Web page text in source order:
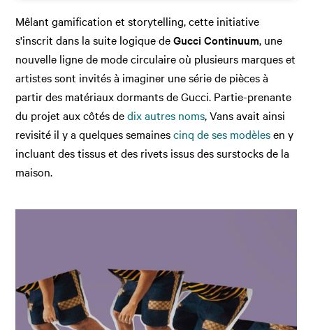
Mêlant gamification et storytelling, cette initiative
s'inscrit dans la suite logique deGucci Continuum, une
nouvelle ligne de mode circulaire où plusieurs marques et
artistes sont invités à imaginer une série de pièces à
partir des matériaux dormants de Gucci. Partie-prenante
du projet aux côtés dedix autres noms, Vans avait ainsi
revisité il y a quelques semainescinq de ses modèlesen y
incluant des tissus et des rivets issus des surstocks de la
maison.